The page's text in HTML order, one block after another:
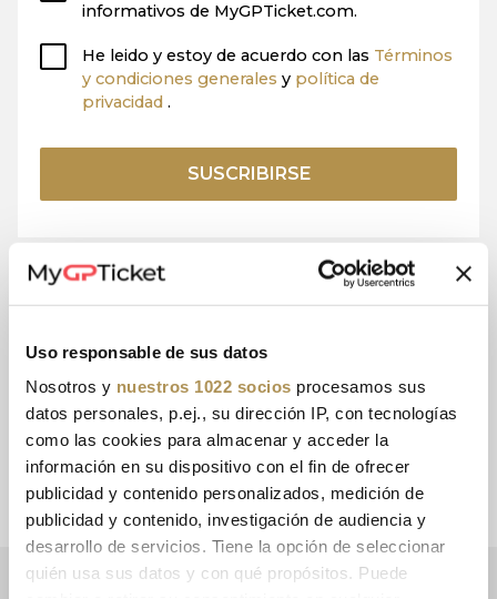
Uso responsable de sus datos
Nosotros y nuestros 1022 socios procesamos sus
datos personales, p.ej., su dirección IP, con tecnologías
como las cookies para almacenar y acceder la
información en su dispositivo con el fin de ofrecer
publicidad y contenido personalizados, medición de
publicidad y contenido, investigación de audiencia y
desarrollo de servicios. Tiene la opción de seleccionar
quién usa sus datos y con qué propósitos. Puede
informativos de MyGPTicket.com.
He leido y estoy de acuerdo con las Términos
y condiciones generales y política de
privacidad .
SUSCRIBIRSE
15+ AÑOS DE
AL CLIENTE
CON DHL